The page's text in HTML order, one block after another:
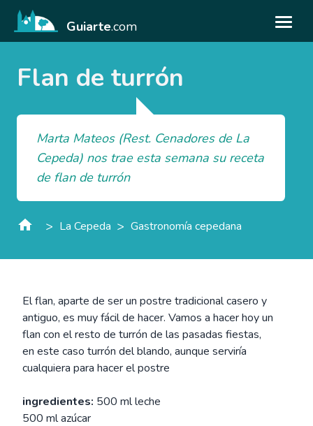
Guiarte.com
Flan de turrón
Marta Mateos (Rest. Cenadores de La
Cepeda) nos trae esta semana su receta
de flan de turrón
> La Cepeda > Gastronomía cepedana
El flan, aparte de ser un postre tradicional casero y
antiguo, es muy fácil de hacer. Vamos a hacer hoy un
flan con el resto de turrón de las pasadas fiestas,
en este caso turrón del blando, aunque serviría
cualquiera para hacer el postre
ingredientes: 500 ml leche
500 ml azúcar